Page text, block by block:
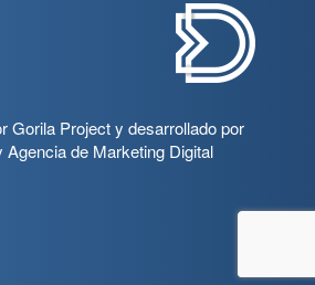
Gorila Projecty desarrollado por
Agencia de Marketing Digital